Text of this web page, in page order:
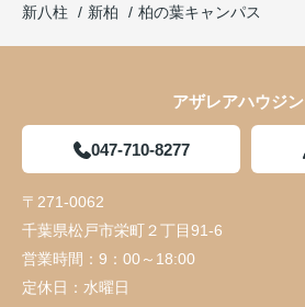
新八柱
新柏 柏の葉キャンパス
アザレアハウジ
047-710-8277
〒271-0062
千葉県松戸市栄町２丁目91-6
営業時間： 9：00～18:00
定休日： 水曜日